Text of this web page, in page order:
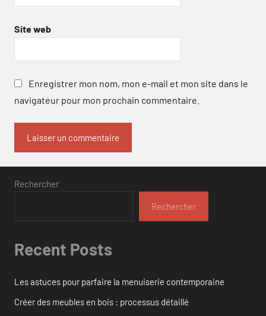
Site web
Enregistrer mon nom, mon e-mail et mon site dans le
navigateur pour mon prochain commentaire.
Rechercher
Rechercher
Recent Posts
Les astuces pour parfaire la menuiserie contemporaine
Créer des meubles en bois : processus détaillé